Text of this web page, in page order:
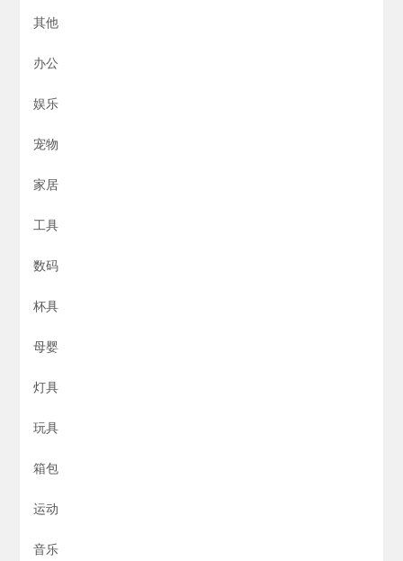
其他
办公
娱乐
宠物
家居
工具
数码
杯具
母婴
灯具
玩具
箱包
运动
音乐